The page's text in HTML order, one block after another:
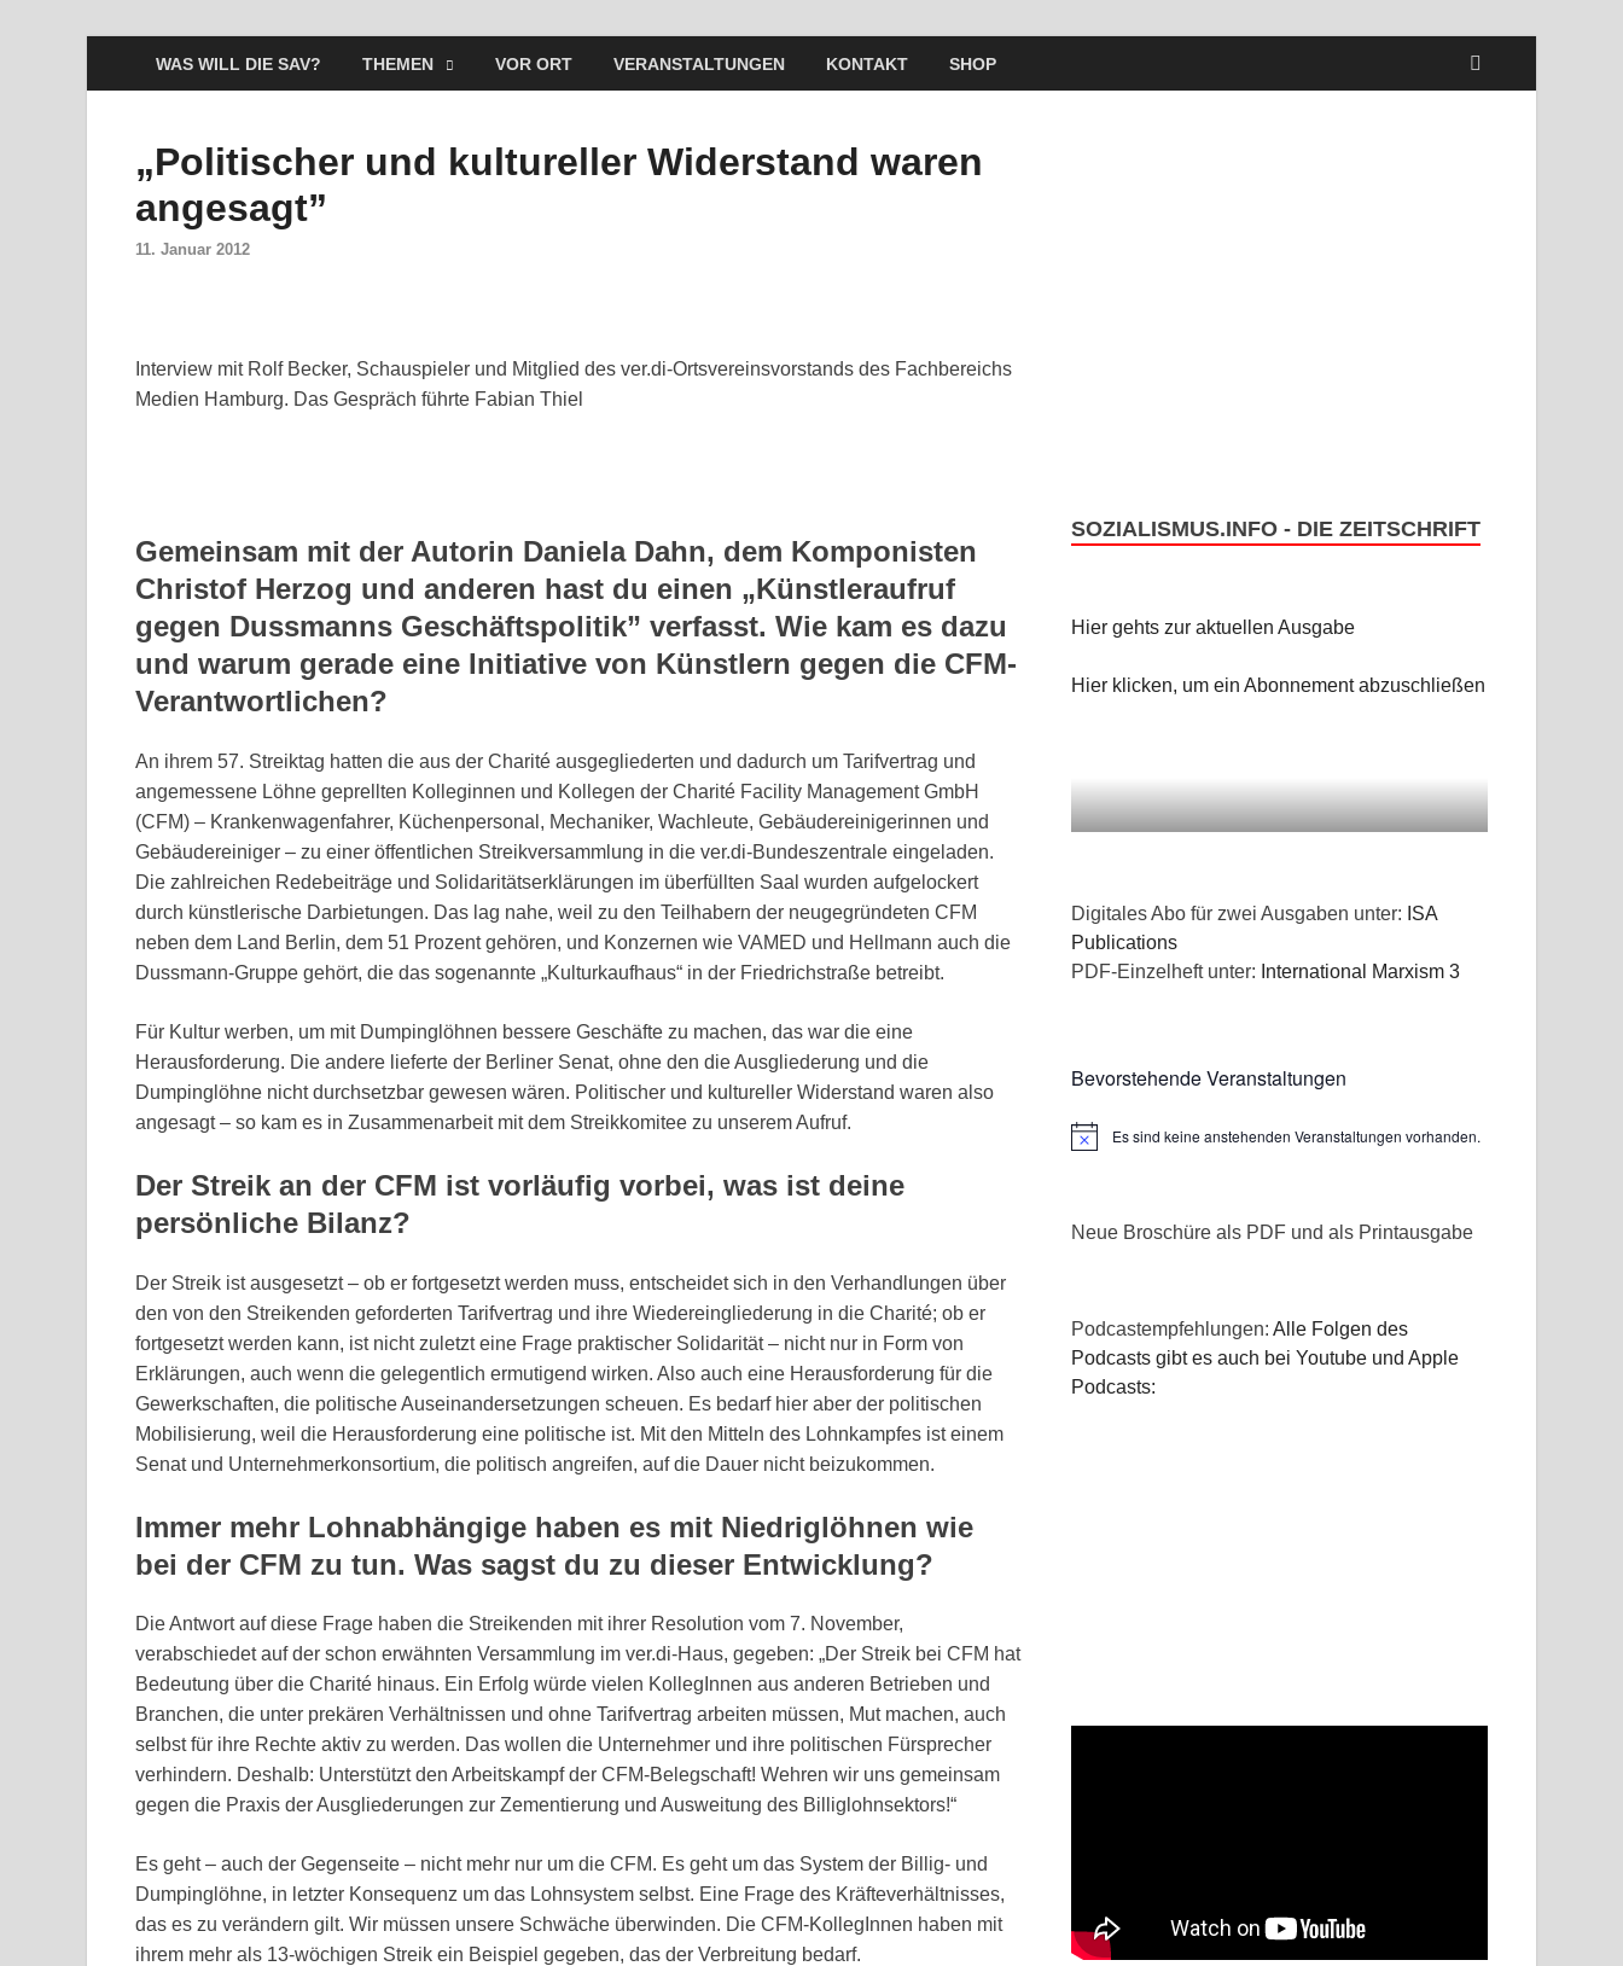
WAS WILL DIE SAV? THEMEN VOR ORT VERANSTALTUNGEN KONTAKT SHOP
„Politischer und kultureller Widerstand waren
angesagt”
11. Januar 2012
Interview mit Rolf Becker, Schauspieler und Mitglied des ver.di-Ortsvereinsvorstands des Fachbereichs
Medien Hamburg. Das Gespräch führte Fabian Thiel
Gemeinsam mit der Autorin Daniela Dahn, dem Komponisten
Christof Herzog und anderen hast du einen „Künstleraufruf
gegen Dussmanns Geschäftspolitik” verfasst. Wie kam es dazu
und warum gerade eine Initiative von Künstlern gegen die CFM-
Verantwortlichen?
An ihrem 57. Streiktag hatten die aus der Charité ausgegliederten und dadurch um Tarifvertrag und
angemessene Löhne geprellten Kolleginnen und Kollegen der Charité Facility Management GmbH
(CFM) – Krankenwagenfahrer, Küchenpersonal, Mechaniker, Wachleute, Gebäudereinigerinnen und
Gebäudereiniger – zu einer öffentlichen Streikversammlung in die ver.di-Bundeszentrale eingeladen.
Die zahlreichen Redebeiträge und Solidaritätserklärungen im überfüllten Saal wurden aufgelockert
durch künstlerische Darbietungen. Das lag nahe, weil zu den Teilhabern der neugegründeten CFM
neben dem Land Berlin, dem 51 Prozent gehören, und Konzernen wie VAMED und Hellmann auch die
Dussmann-Gruppe gehört, die das sogenannte „Kulturkaufhaus“ in der Friedrichstraße betreibt.
Für Kultur werben, um mit Dumpinglöhnen bessere Geschäfte zu machen, das war die eine
Herausforderung. Die andere lieferte der Berliner Senat, ohne den die Ausgliederung und die
Dumpinglöhne nicht durchsetzbar gewesen wären. Politischer und kultureller Widerstand waren also
angesagt – so kam es in Zusammenarbeit mit dem Streikkomitee zu unserem Aufruf.
Der Streik an der CFM ist vorläufig vorbei, was ist deine
persönliche Bilanz?
Der Streik ist ausgesetzt – ob er fortgesetzt werden muss, entscheidet sich in den Verhandlungen über
den von den Streikenden geforderten Tarifvertrag und ihre Wiedereingliederung in die Charité; ob er
fortgesetzt werden kann, ist nicht zuletzt eine Frage praktischer Solidarität – nicht nur in Form von
Erklärungen, auch wenn die gelegentlich ermutigend wirken. Also auch eine Herausforderung für die
Gewerkschaften, die politische Auseinandersetzungen scheuen. Es bedarf hier aber der politischen
Mobilisierung, weil die Herausforderung eine politische ist. Mit den Mitteln des Lohnkampfes ist einem
Senat und Unternehmerkonsortium, die politisch angreifen, auf die Dauer nicht beizukommen.
Immer mehr Lohnabhängige haben es mit Niedriglöhnen wie
bei der CFM zu tun. Was sagst du zu dieser Entwicklung?
Die Antwort auf diese Frage haben die Streikenden mit ihrer Resolution vom 7. November,
verabschiedet auf der schon erwähnten Versammlung im ver.di-Haus, gegeben: „Der Streik bei CFM hat
Bedeutung über die Charité hinaus. Ein Erfolg würde vielen KollegInnen aus anderen Betrieben und
Branchen, die unter prekären Verhältnissen und ohne Tarifvertrag arbeiten müssen, Mut machen, auch
selbst für ihre Rechte aktiv zu werden. Das wollen die Unternehmer und ihre politischen Fürsprecher
verhindern. Deshalb: Unterstützt den Arbeitskampf der CFM-Belegschaft! Wehren wir uns gemeinsam
gegen die Praxis der Ausgliederungen zur Zementierung und Ausweitung des Billiglohnsektors!“
Es geht – auch der Gegenseite – nicht mehr nur um die CFM. Es geht um das System der Billig- und
Dumpinglöhne, in letzter Konsequenz um das Lohnsystem selbst. Eine Frage des Kräfteverhältnisses,
das es zu verändern gilt. Wir müssen unsere Schwäche überwinden. Die CFM-KollegInnen haben mit
ihrem mehr als 13-wöchigen Streik ein Beispiel gegeben, das der Verbreitung bedarf.
SOZIALISMUS.INFO - DIE ZEITSCHRIFT
Hier gehts zur aktuellen Ausgabe
Hier klicken, um ein Abonnement abzuschließen
Digitales Abo für zwei Ausgaben unter: ISA
Publications
PDF-Einzelheft unter: International Marxism 3
Bevorstehende Veranstaltungen
HinweisEs sind keine anstehenden Veranstaltungen vorhanden.
Neue Broschüre als PDF und als Printausgabe
Podcastempfehlungen:Alle Folgen des
Podcasts gibt es auch bei Youtube und Apple
Podcasts: